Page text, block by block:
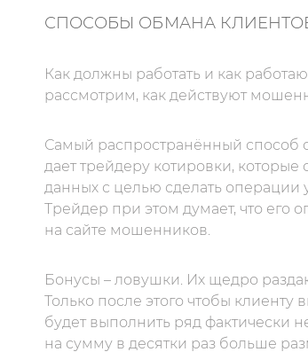
СПОСОБЫ ОБМАНА
Как должны работать и как
рассмотрим, как действуют
Самый распространённый способ
дает трейдеру котировки,
данных с целью сделать операции
Трейдер при этом думает, что его
на сайте мошенников.
Бонусы – ловушки. Их щедро
Только после этого чтобы
будет выполнить ряд фактически
на сумму в десятки раз больше